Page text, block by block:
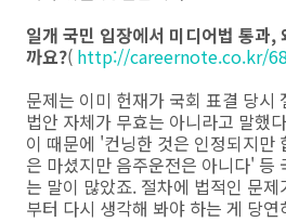
일개 국민 입장에서 미디어법 통과,
까요?( http://careernote.co.kr/
문제는 이미 헌재가 국회 표결 당시
법안 자체가 무효는 아니라고 말했
이 때문에 '컨닝한 것은 인정되지만
은 마셨지만 음주운전은 아니다' 등
는 말이 많았죠. 절차에 법적인 문
부터 다시 생각해 봐야 하는 게 당